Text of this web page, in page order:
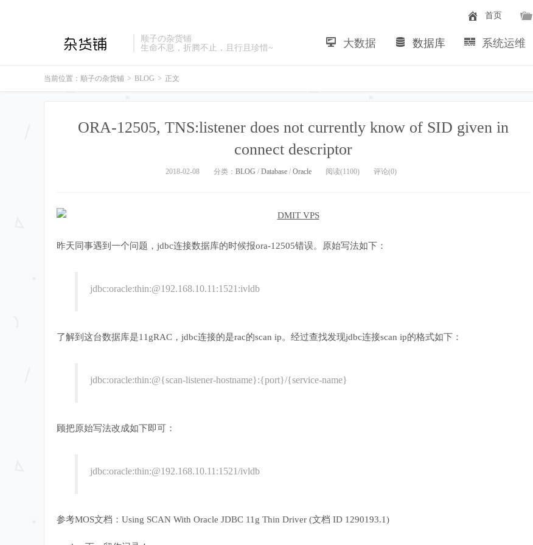
顺子の杂货铺
生命不息，折腾不止，且行且珍惜~
大数据 数据库 系统运维
首页
当前位置： 順子の杂货铺 > BLOG > 正文
ORA-12505, TNS:listener does not currently know of SID given in
connect descriptor
2018-02-08 分类： BLOG / Database / Oracle 阅读(1100) 评论(0)
昨天同事遇到一个问题，jdbc连接数据库的时候报ora-12505错误。原始写法如下：
jdbc:oracle:thin:@192.168.10.11:1521:ivldb
了解到这台数据库是11gRAC，jdbc连接的是rac的scan ip。经过查找发现jdbc连接scan ip的格式如下：
jdbc:oracle:thin:@{scan-listener-hostname}:{port}/{service-name}
顾把原始写法改成如下即可：
jdbc:oracle:thin:@192.168.10.11:1521/ivldb
参考MOS文档：Using SCAN With Oracle JDBC 11g Thin Driver (文档 ID 1290193.1)